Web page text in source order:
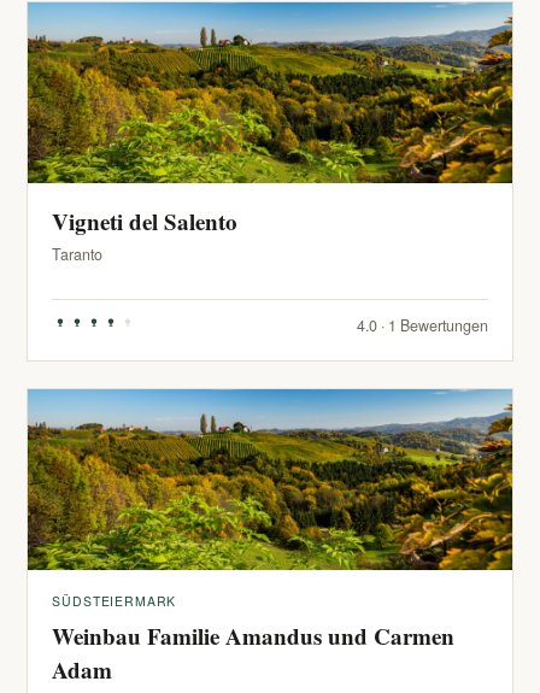
Vigneti del Salento
Taranto
4.0 · 1 Bewertungen
SÜDSTEIERMARK
Weinbau Familie Amandus und Carmen
Adam